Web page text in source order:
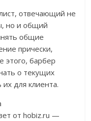
отвечающий не
но и общий
общие
прически,
этого, барбер
о текущих
для клиента.
от hobiz.ru —